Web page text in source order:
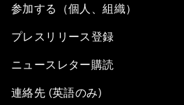
参加する（個人、組織）
プレスリリース登録
ニュースレター購読
連絡先 (英語のみ)